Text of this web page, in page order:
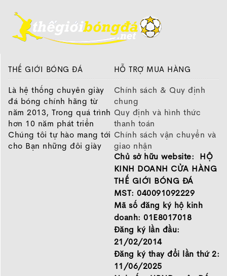
Điểm nổi bật đầu tiên của
Asics Court Hunter FF Xanh
Trắnglà phần upper sử dụng lưới mesh thoáng khí,
giúp lưu thông không khí hiệu quả trong suốt quá
trình vận động. Thiết kế này mang lại cảm giác dễ
chịu khi thi đấu hoặc tập luyện trong thời gian dài.
Phần thân giày có độ ôm vừa phải, kết hợp lưỡi gà
mỏng giúp giảm cảm giác cấn cổ chân khi thực hiện
các pha di chuyển ngang hoặc xoay người liên tục.
Với trọng lượng khoảng 280–300g, đôi giày tạo cảm
giác khá nhẹ chân, hỗ trợ người chơi tăng tốc và
phản ứng nhanh hơn trong các tình huống trên sân.
3. Công nghệ nổi bật trên Asics Court
THẾ GIỚI BÓNG ĐÁ
Là hệ thống chuyên giày
đá bóng chính hãng từ
năm 2013, Trong quá trình
hơn 10 năm phát triển
Chúng tôi tự hào mang tới
cho Bạn những đôi giày
HỖ TRỢ MUA HÀNG
Chính sách & Quy định
chung
Quy định và hình thức
thanh toán
Chính sách vận chuyển và
giao nhận
Chính sách bảo hành
Chính sách bảo mật thông
tin
Chủ sở hữu website: HỘ
KINH DOANH CỬA HÀNG
THẾ GIỚI BÓNG ĐÁ
MST: 040091092229
Mã số đăng ký hộ kinh
doanh: 01E8017018
Đăng ký lần đầu:
21/02/2014
Đăng ký thay đổi lần thứ 2:
11/06/2025